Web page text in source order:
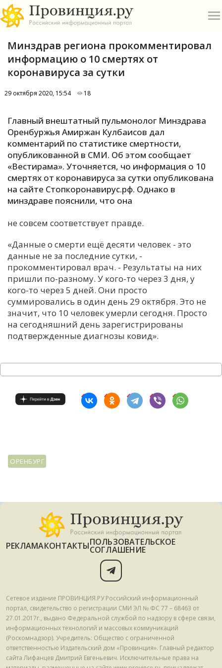
А
Б
В
И
К
П
У
Ч
Минздрав региона прокомментировал
информацию о 10 смертях от
коронавируса за сутки
29 октября 2020, 15:54 18
Главный внештатный пульмонолог Минздрава
Оренбуржья Амиржан Кулбаисов дал
комментарий по статистике смертности,
опубликованной в СМИ. Об этом сообщает
«Вестирама». Уточняется, чо информация о 10
смертях от коронавируса за сутки опубликована
на сайте Стопкоронавирус.рф. Однако в
минздраве пояснили, что она
не совсем соответствует правде.
«Данные о смерти ещё десяти человек - это
данные не за последние сутки, -
прокомментировал врач. - Результаты на них
пришли по-разному. У кого-то через 3 дня, у
кого-то через 5 дней. Они просто
суммировались в один день 29 октября. Это не
значит, что 10 человек умерли сегодня. Просто
на сегодняшний день зарегистрированы
подтвержденные диагнозы ковид».
ОРЕНБУРГ
РЕКЛАМАКОНТАКТЫПОЛЬЗОВАТЕЛЬСКОЕ
СОГЛАШЕНИЕ
Сетевое издание ПРОВИНЦИЯ.РУ Российский информационный
портал, свидетельство о регистрации СМИ ЭЛ № ФС 77 – 68463 от
27.01.2017г., выдано Федеральной службой по надзору в сфере связи,
информационных технологий и массовых коммуникаций
(Роскомнадзор). Учредитель: Общество с ограниченной
ответственностью Издательский дом «Провинция». Главный редактор
сайта Лифанцев Дмитрий Евгеньевич. Исключительные права на